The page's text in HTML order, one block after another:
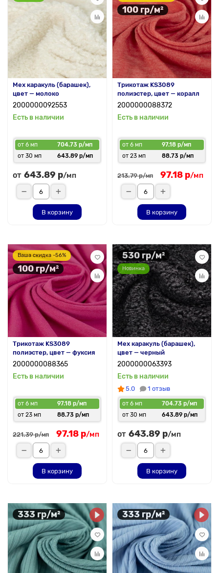
Мех каракуль (барашек),
цвет — молоко
2000000092553
Есть в наличии
от 6 мп
704.73 р/мп
от 30 мп
643.89 р/мп
от 643.89 р/мп
В корзину
100 гр/м²
Трикотаж KS3089
полиэстер, цвет — коралл
2000000088372
Есть в наличии
от 6 мп
97.18 р/мп
от 23 мп
88.73 р/мп
213.79 р/мп 97.18 р/мп
В корзину
Ваша скидка -56%
100 гр/м²
Трикотаж KS3089
полиэстер, цвет — фуксия
2000000088365
Есть в наличии
от 6 мп
97.18 р/мп
от 23 мп
88.73 р/мп
221.39 р/мп 97.18 р/мп
В корзину
530 гр/м²
Новинка
Мех каракуль (барашек),
цвет — черный
2000000063393
Есть в наличии
5.0 1 отзыв
от 6 мп
704.73 р/мп
от 30 мп
643.89 р/мп
от 643.89 р/мп
В корзину
333 гр/м² 333 гр/м²